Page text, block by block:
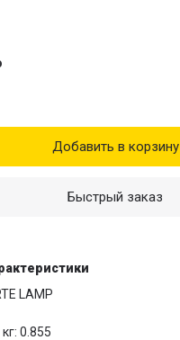
Добавить в корзину
Быстрый заказ
LAMP
0.855